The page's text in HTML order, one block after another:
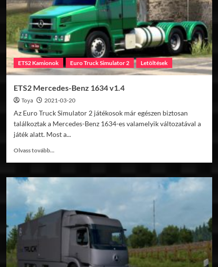
ETS2 Kamionok Euro Truck Simulator 2 Letöltések
ETS2 Mercedes-Benz 1634 v1.4
Toya 2021-03-20
Az Euro Truck Simulator 2 játékosok már egészen biztosan
találkoztak a Mercedes-Benz 1634-es valamelyik változatával a
játék alatt. Most a...
Olvass tovább...
ETS2
1634
v1.4